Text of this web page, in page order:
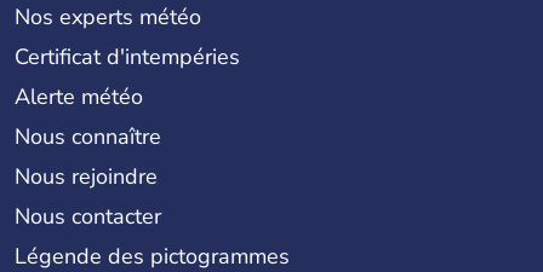
Nos experts météo
Certificat d'intempéries
Alerte météo
Nous connaître
Nous rejoindre
Nous contacter
Légende des pictogrammes